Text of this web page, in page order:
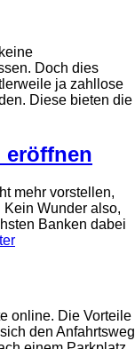
Doch dies
ja zahllose
Diese bieten die
eröffnen
mehr vorstellen,
Wunder also,
Banken dabei
online. Die Vorteile
den Anfahrtsweg